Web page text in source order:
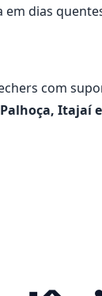
em dias
com
Itajaí e